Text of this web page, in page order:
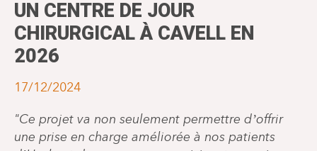
UN CENTRE DE JOUR
CHIRURGICAL À CAVELL EN
2026
17/12/2024
"Ce projet va non seulement permettre d’offrir
une prise en charge améliorée à nos patients